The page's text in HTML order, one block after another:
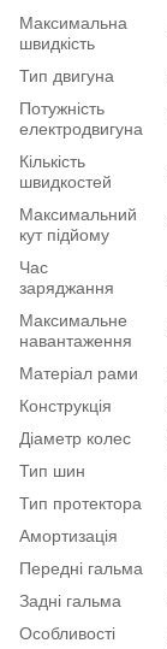
Максимальна
швидкість
Тип двигуна
Потужність
електродвигуна
Кількість
швидкостей
Максимальний
кут підйому
Час
заряджання
Максимальне
навантаження
Матеріал рами
Конструкція
Діаметр колес
Тип шин
Тип протектора
Амортизація
Передні гальма
Задні гальма
Особливості